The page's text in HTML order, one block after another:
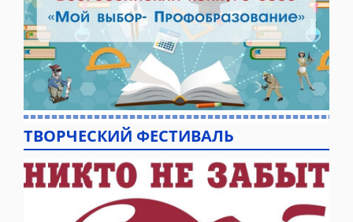
ТВОРЧЕСКИЙ ФЕСТИВАЛЬ